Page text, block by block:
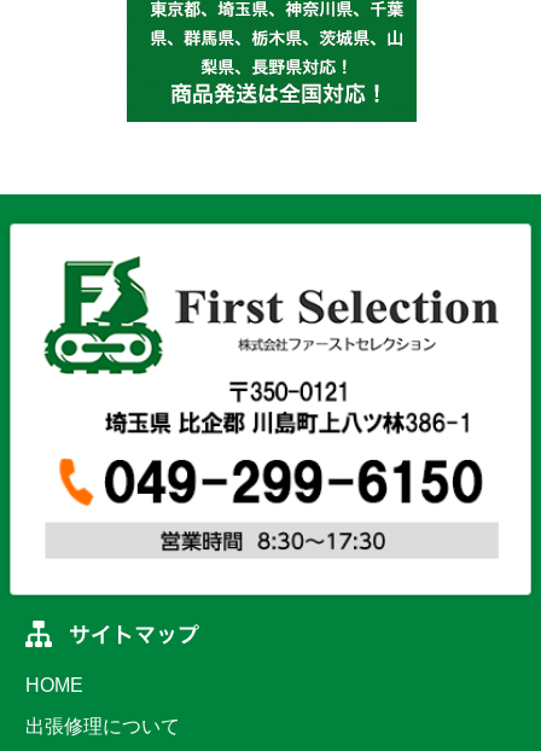
HOME
出張修理について